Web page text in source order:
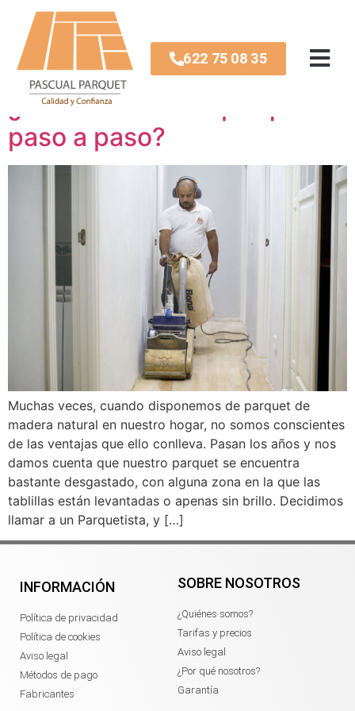
622 75 08 35
Mes:octubre 2022
¿Cómo acuchillar parquet
paso a paso?
Muchas veces, cuando disponemos de parquet de
madera natural en nuestro hogar, no somos conscientes
de las ventajas que ello conlleva. Pasan los años y nos
damos cuenta que nuestro parquet se encuentra
bastante desgastado, con alguna zona en la que las
tablillas están levantadas o apenas sin brillo. Decidimos
llamar a un Parquetista, y […]
INFORMACIÓN
Política de privacidad
Política de cookies
Aviso legal
Métodos de pago
Fabricantes
SOBRE NOSOTROS
¿Quiénes somos?
Tarifas y precios
Aviso legal
¿Por qué nosotros?
Garantía